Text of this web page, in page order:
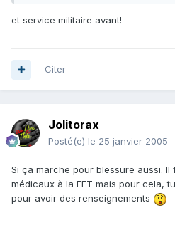
et service militaire avant!
Citer
Jolitorax
Posté(e) le 25 janvier 2005
Si ça marche pour blessure aussi.
médicaux à la FFT mais pour cela,
pour avoir des renseignements